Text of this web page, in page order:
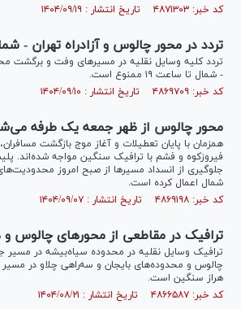
کد خبر: ۴۸۷۱۳۰۳ تاریخ انتشار : ۱۴۰۴/۰۹/۱۹
تردد در محور چالوس و آزادراه تهران -
تردد کلیه وسایل نقلیه در مسیر‌های وفت و برگشت
- شمال تا ساعت ۱۹ ممنوع است.
کد خبر: ۴۸۶۹۷۰۹ تاریخ انتشار : ۱۴۰۴/۰۹/۱۰
محور چالوس از ظهر جمعه یک‌ طرفه
همزمان با پایان تعطیلات و آغاز موج بازگشت
فیروزکوه و فشم با ترافیک سنگین مواجه شده‌اند.
جلوگیری از انسداد مسیرها از صبح امروز
شمال اعمال کرده است.
کد خبر: ۴۸۶۹۱۹۸ تاریخ انتشار : ۱۴۰۴/۰۹/۰۷
ترافیک در مقاطعی از محور‌های چالوس
ترافیک وسایل نقلیه در محدوده سیاه‌بیشه در مسیر
چالوس و محدوده‌های بایجان و سه‌راهی چلاو در
هراز سنگین است.
کد خبر: ۴۸۶۶۵۸۷ تاریخ انتشار : ۱۴۰۴/۰۸/۲۱